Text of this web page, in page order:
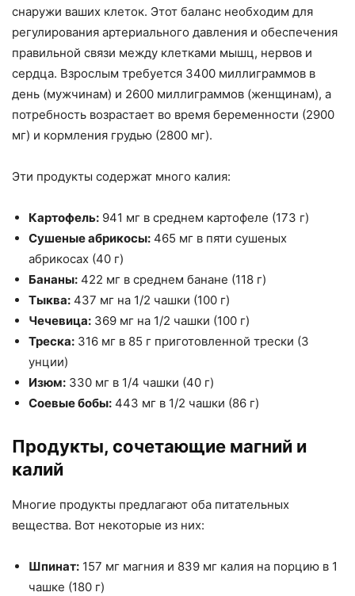
снаружи ваших клеток. Этот баланс необходим для
регулирования артериального давления и обеспечения
правильной связи между клетками мышц, нервов и
сердца. Взрослым требуется 3400 миллиграммов в
день (мужчинам) и 2600 миллиграммов (женщинам), а
потребность возрастает во время беременности (2900
мг) и кормления грудью (2800 мг).
Эти продукты содержат много калия:
Картофель: 941 мг в среднем картофеле (173 г)
Сушеные абрикосы: 465 мг в пяти сушеных
абрикосах (40 г)
Бананы: 422 мг в среднем банане (118 г)
Тыква: 437 мг на 1/2 чашки (100 г)
Чечевица: 369 мг на 1/2 чашки (100 г)
Треска: 316 мг в 85 г приготовленной трески (3
унции)
Изюм: 330 мг в 1/4 чашки (40 г)
Соевые бобы: 443 мг в 1/2 чашки (86 г)
Продукты, сочетающие магний и
калий
Многие продукты предлагают оба питательных
вещества. Вот некоторые из них:
Шпинат: 157 мг магния и 839 мг калия на порцию в 1
чашке (180 г)